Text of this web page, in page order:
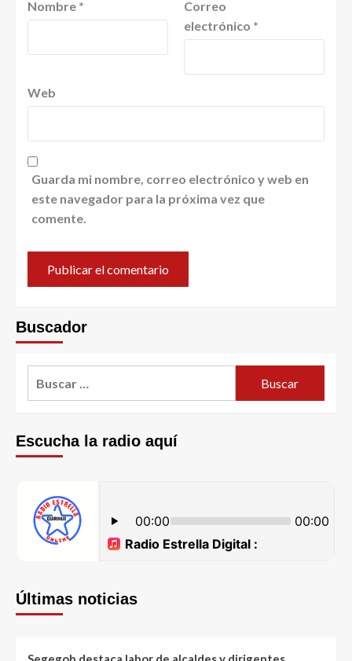
Nombre *
Correo
electrónico *
Web
Guarda mi nombre, correo electrónico y web en
este navegador para la próxima vez que
comente.
Buscador
Escucha la radio aquí
Últimas noticias